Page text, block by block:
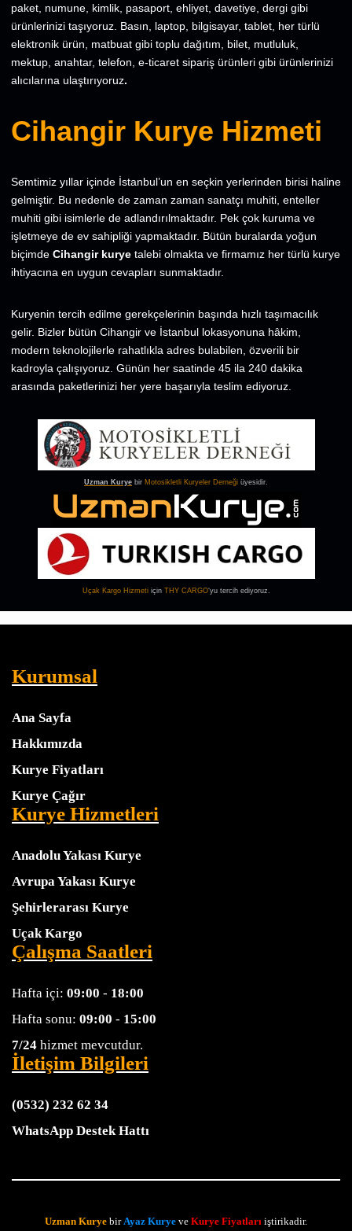
paket, numune, kimlik, pasaport, ehliyet, davetiye, dergi gibi
ürünlerinizi taşıyoruz. Basın, laptop, bilgisayar, tablet, her türlü
elektronik ürün, matbuat gibi toplu dağıtım, bilet, mutluluk,
mektup, anahtar, telefon, e-ticaret sipariş ürünleri gibi ürünlerinizi
alıcılarına ulaştırıyoruz.
Cihangir Kurye Hizmeti
Semtimiz yıllar içinde İstanbul’un en seçkin yerlerinden birisi haline
gelmiştir. Bu nedenle de zaman zaman sanatçı muhiti, enteller
muhiti gibi isimlerle de adlandırılmaktadır. Pek çok kuruma ve
işletmeye de ev sahipliği yapmaktadır. Bütün buralarda yoğun
biçimde Cihangir kurye talebi olmakta ve firmamız her türlü kurye
ihtiyacına en uygun cevapları sunmaktadır.
Kuryenin tercih edilme gerekçelerinin başında hızlı taşımacılık
gelir. Bizler bütün Cihangir ve İstanbul lokasyonuna hâkim,
modern teknolojilerle rahatlıkla adres bulabilen, özverili bir
kadroyla çalışıyoruz. Günün her saatinde 45 ila 240 dakika
arasında paketlerinizi her yere başarıyla teslim ediyoruz.
Uzman Kurye bir Motosikletli Kuryeler Derneği üyesidir.
Uçak KargoHizmeti için THY CARGO‘yu tercih ediyoruz.
Kurumsal
Ana Sayfa
Hakkımızda
Kurye Fiyatları
Kurye Çağır
Kurye Hizmetleri
Anadolu Yakası Kurye
Avrupa Yakası Kurye
Şehirlerarası Kurye
Uçak Kargo
Çalışma Saatleri
Hafta içi: 09:00 - 18:00
Hafta sonu: 09:00 - 15:00
7/24 hizmet mevcutdur.
İletişim Bilgileri
(0532) 232 62 34
WhatsApp Destek Hattı
Uzman Kurye birAyaz Kurye ve Kurye Fiyatları iştirikadir.